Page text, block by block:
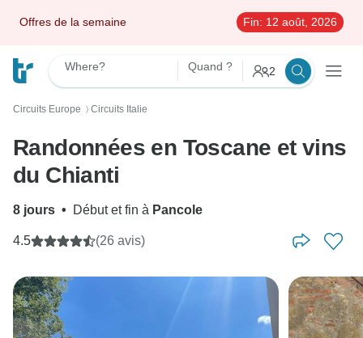
Offres de la semaine Fin: 12 août, 2026
Where? Quand ? 2
Circuits Europe 〉 Circuits Italie
Randonnées en Toscane et vins
du Chianti
8 jours • Début et fin à Pancole
4.5 (26 avis)